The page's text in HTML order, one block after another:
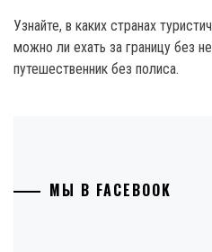
Узнайте, в каких странах
можно ли ехать за границу без
путешественник без полиса.
МЫ В FACEBOOK